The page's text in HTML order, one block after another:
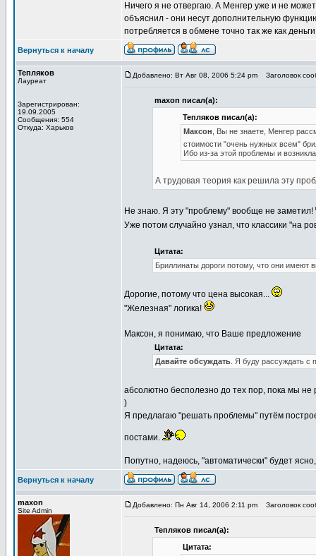
Ничего я не отвергаю. А Менгер уже и не
объяснил - они несут дополнительную
потребляется в обмене точно так же как
Вернуться к началу
Тепляков
Лауреат
Зарегистрирован:
19.09.2005
Сообщения: 554
Откуда: Харьков
Добавлено: Вт Авг 08, 2006 5:24 pm Заголовок
maxon писал(а):
Тепляков писал(а):
Максон , Вы не знаете, Менгер
стоимости "очень нужных всем"
Ибо из-за этой проблемы и
А трудовая теория как решила эту
Не знаю. Я эту "проблему" вообще не заметил!
Уже потом случайно узнал, что классики "на
Цитата:
Бриллинаты дороги потому, что они имеют
Дорогие, потому что цена высокая...
"Железная" логика!
Максон, я понимаю, что Ваше предложение
Цитата:
Давайте обсуждать . Я буду рассуждать с
абсолютно бесполезно до тех пор, пока мы не
)
Я предлагаю "решать проблемы" путём
постами.
Попутно, надеюсь, "автоматически" будет
Вернуться к началу
maxon
Site Admin
Добавлено: Пн Авг 14, 2006 2:11 pm Заголовок
Тепляков писал(а):
Цитата: